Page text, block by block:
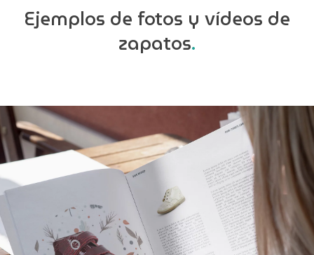
Ejemplos de fotos y vídeos de
zapatos.